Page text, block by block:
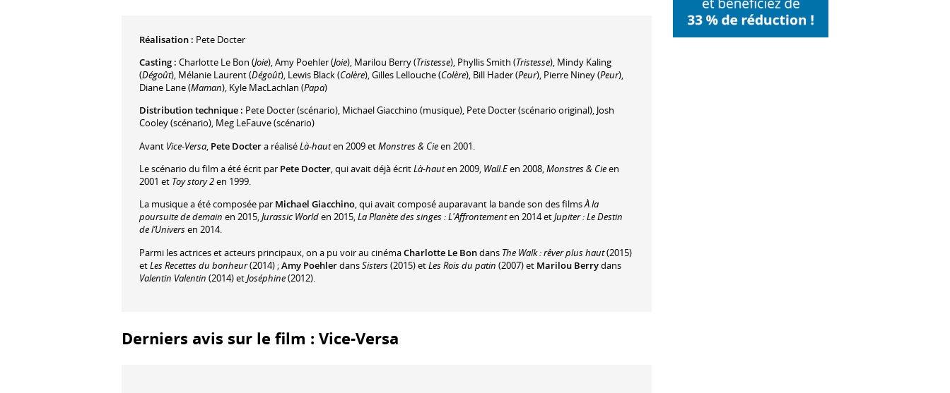
Réalisation : Pete Docter
Casting : Charlotte Le Bon (Joie),Amy Poehler(Joie), Marilou Berry(Tristesse), Phyllis Smith (Tristesse), Mindy Kaling
(Dégoût), Mélanie Laurent(Dégoût), Lewis Black(Colère),Gilles Lellouche(Colère), Bill Hader(Peur), Pierre Niney(Peur),
Diane Lane(Maman), Kyle MacLachlan (Papa)
Distribution technique : Pete Docter(scénario), Michael Giacchino (musique), Pete Docter(scénario original), Josh
Cooley(scénario), Meg LeFauve(scénario)
Avant Vice-Versa, Pete Doctera réaliséLà-hauten 2009 etMonstres & Cieen 2001.
Le scénario du film a été écrit par Pete Docter, qui avait déjà écritLà-hauten 2009, Wall.Een 2008,Monstres & Cieen
2001 et Toy story 2en 1999.
La musique a été composée par Michael Giacchino, qui avait composé auparavant la bande son des filmsÀ la
poursuite de demain en 2015,Jurassic Worlden 2015,La Planète des singes : L'Affrontementen 2014 etJupiter : Le Destin
de l’Universen 2014.
Parmi les actrices et acteurs principaux, on a pu voir au cinémaCharlotte Le Bondans The Walk : rêver plus haut(2015)
etLes Recettes du bonheur(2014) ;Amy PoehlerdansSisters(2015) etLes Rois du patin (2007) et Marilou Berrydans
Valentin Valentin (2014) etJoséphine(2012).
Derniers avis sur le film : Vice-Versa